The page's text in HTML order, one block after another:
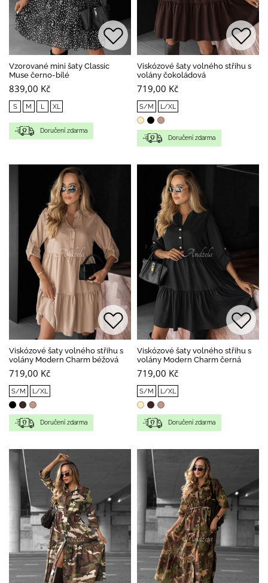
Vzorované mini šaty Classic
Muse černo-bílé
839,00 Kč
S M L XL
Doručení zdarma
Viskózové šaty volného střihu s
volány čokoládová
719,00 Kč
S/M L/XL
Doručení zdarma
Viskózové šaty volného střihu s
volány Modern Charm béžová
719,00 Kč
S/M L/XL
Doručení zdarma
Viskózové šaty volného střihu s
volány Modern Charm černá
719,00 Kč
S/M L/XL
Doručení zdarma